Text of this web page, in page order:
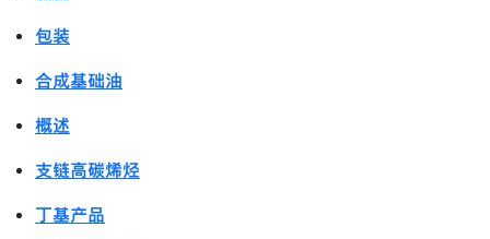
包装
合成基础油
概述
支链高碳烯烃
丁基产品